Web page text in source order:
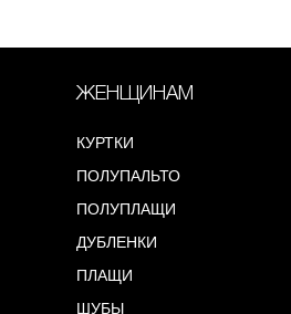
ЖЕНЩИНАМ
КУРТКИ
ПОЛУПАЛЬТО
ПОЛУПЛАЩИ
ДУБЛЕНКИ
ПЛАЩИ
ШУБЫ